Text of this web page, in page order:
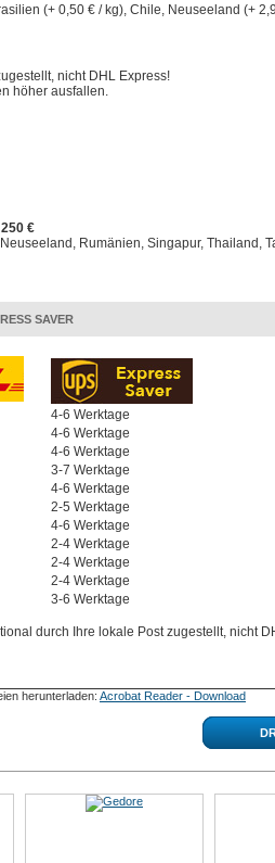
(+ 0,50 € / kg), Chile, Neuseeland (+
nicht DHL Express!
höher ausfallen.
€
Rumänien, Singapur, Thailand,
SAVER
4-6 Werktage
4-6 Werktage
4-6 Werktage
3-7 Werktage
4-6 Werktage
2-5 Werktage
4-6 Werktage
2-4 Werktage
2-4 Werktage
2-4 Werktage
3-6 Werktage
durch Ihre lokale Post zugestellt, nicht
herunterladen: Acrobat Reader - Download